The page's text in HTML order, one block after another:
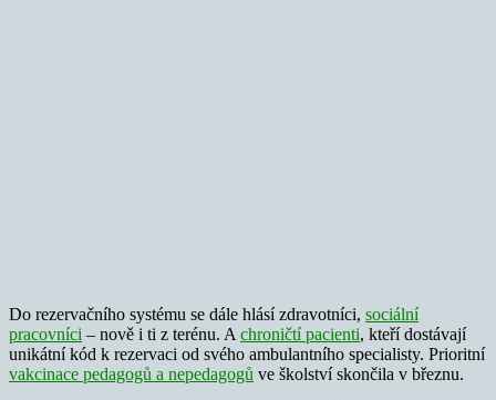
Do rezervačního systému se dále hlásí zdravotníci, sociální
pracovníci – nově i ti z terénu. A chroničtí pacienti, kteří dostávají
unikátní kód k rezervaci od svého ambulantního specialisty. Prioritní
vakcinace pedagogů a nepedagogů ve školství skončila v březnu.